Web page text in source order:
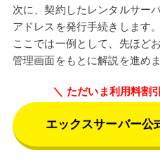
次に、契約したレンタルサー
アドレスを発行手続きします。
ここでは一例として、先ほど
管理画面をもとに解説を進めま
ただいま利用料割
エックスサーバー公